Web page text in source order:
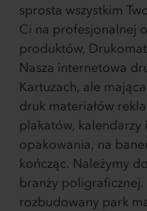
sprosta wszystkim
Ci na profesjonalnej
produktów,
Nasza internetowa
Kartuzach, ale
druk materiałów
plakatów, kalendarzy
opakowania, na
kończąc. Należymy
branży
rozbudowany park